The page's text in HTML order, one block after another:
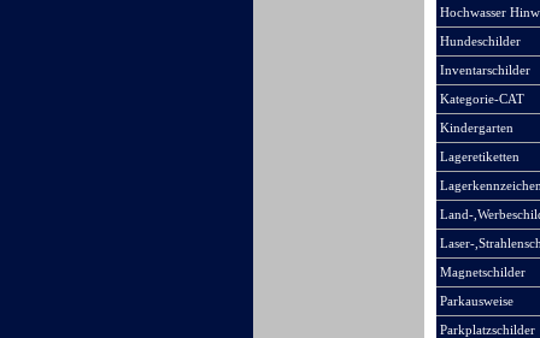
Hochwasser
Hundeschilder
Inventarschilder
Kategorie-CAT
Kindergarten
Lageretiketten
Lagerkennzeichen
Land-
Laser-
Magnetschilder
Parkausweise
Parkplatzschilder